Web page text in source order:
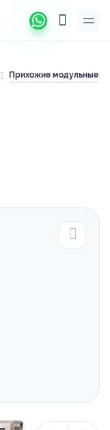
Прихожие модульные